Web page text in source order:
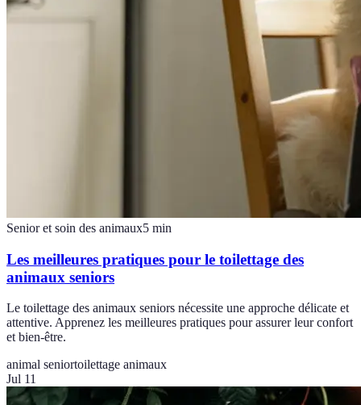
Senior et soin des animaux5 min
Les meilleures pratiques pour le toilettage des
animaux seniors
Le toilettage des animaux seniors nécessite une approche délicate et
attentive. Apprenez les meilleures pratiques pour assurer leur confort
et bien-être.
animal seniortoilettage animaux
Jul 11